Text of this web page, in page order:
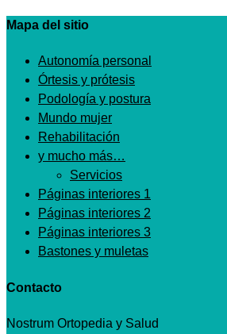
Mapa del sitio
Autonomía personal
Órtesis y prótesis
Podología y postura
Mundo mujer
Rehabilitación
y mucho más…
Servicios
Páginas interiores 1
Páginas interiores 2
Páginas interiores 3
Bastones y muletas
Contacto
Nostrum Ortopedia y Salud